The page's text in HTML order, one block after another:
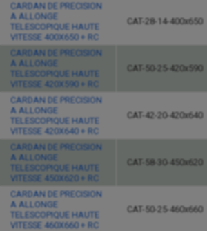
CARDAN DE PRECISION
A ALLONGE
TELESCOPIQUE HAUTE
VITESSE 400X650 + RC
CAT-28-14-400x650
CARDAN DE PRECISION
A ALLONGE
TELESCOPIQUE HAUTE
VITESSE 420X590 + RC
CAT-50-25-420x590
CARDAN DE PRECISION
A ALLONGE
TELESCOPIQUE HAUTE
VITESSE 420X640 + RC
CAT-42-20-420x640
CARDAN DE PRECISION
A ALLONGE
TELESCOPIQUE HAUTE
VITESSE 450X620 + RC
CAT-58-30-450x620
CARDAN DE PRECISION
A ALLONGE
TELESCOPIQUE HAUTE
VITESSE 460X660 + RC
CAT-50-25-460x660